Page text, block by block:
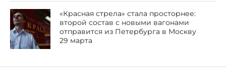
«Красная стрела» стала просторнее:
второй состав с новыми вагонами
отправится из Петербурга в Москву
29 марта